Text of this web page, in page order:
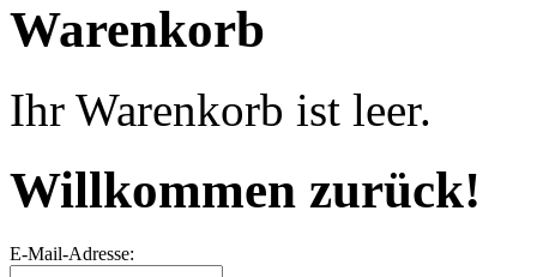
Warenkorb
Ihr Warenkorb ist leer.
Willkommen zurück!
E-Mail-Adresse: